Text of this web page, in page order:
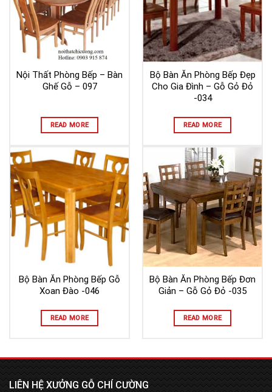
Nội Thất Phòng Bếp – Bàn
Ghế Gỗ – 097
READ MORE
Bộ Bàn Ăn Phòng Bếp Đẹp
Cho Gia Đình – Gỗ Gỏ Đỏ
-034
READ MORE
Bộ Bàn Ăn Phòng Bếp Gỗ
Xoan Đào -046
READ MORE
Bộ Bàn Ăn Phòng Bếp Đơn
Giản – Gỗ Gỏ Đỏ -035
READ MORE
LIÊN HỆ XƯỞNG GỖ CHÍ CƯỜNG